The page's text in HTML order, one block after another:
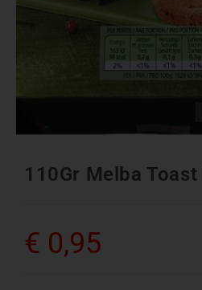
110Gr Melba Toast
€ 0,95